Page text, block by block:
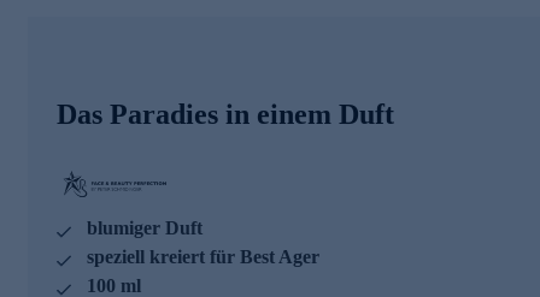
Das Paradies in einem Duft
blumiger Duft
speziell kreiert für Best Ager
100 ml